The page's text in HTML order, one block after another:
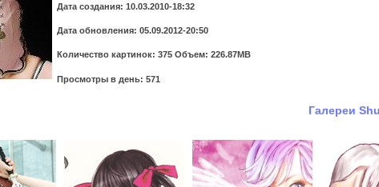
Дата создания: 10.03.2010-18:32
Дата обновления: 05.09.2012-20:50
Количество картинок: 375 Объем: 226.87MB
Просмотры в день: 571
Галереи